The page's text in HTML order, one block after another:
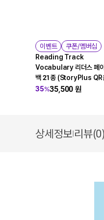
이벤트
쿠폰/멤버십
Reading Track
Vocabulary 리더스 페
백 21종 (StoryPlus QR음
원) + Activity Book 세트
35%35,500원
상세정보|리뷰(0)